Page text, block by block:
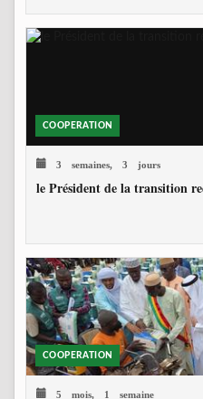
COOPERATION
3 semaines, 3 jours
le Président de la transition
COOPERATION
5 mois, 1 semaine